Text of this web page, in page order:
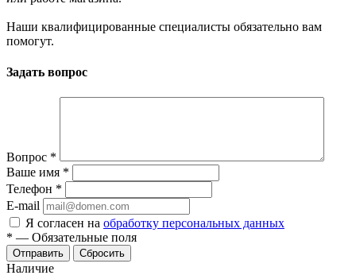
Наши квалифицированные специалисты обязательно вам
помогут.
Задать вопрос
Вопрос *
Ваше имя *
Телефон *
E-mail
Я согласен на обработку персональных данных
* — Обязательные поля
Отправить Сбросить
Наличие